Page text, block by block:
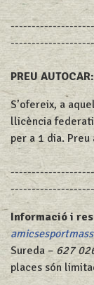
PREU AUTOCAR:
S’ofereix, a
llicència
per a 1 dia. Preu
Informació i
Sureda – 627
places són